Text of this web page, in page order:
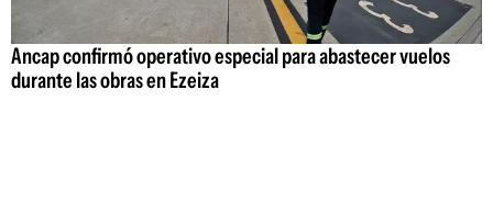
Ancap confirmó operativo especial para abastecer vuelos
durante las obras en Ezeiza